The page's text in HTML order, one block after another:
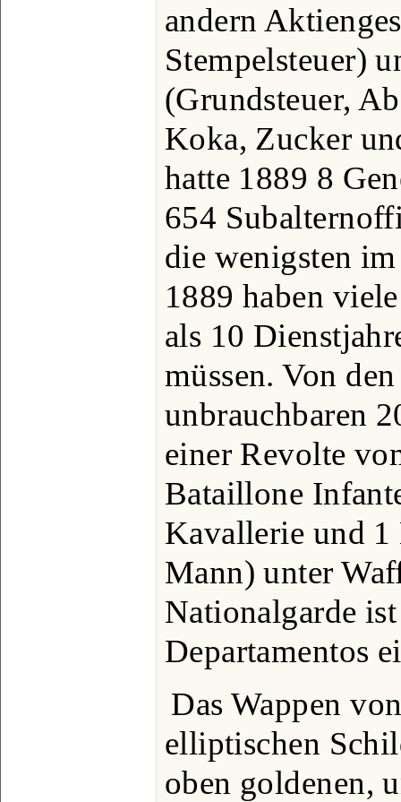
andern
Stempelsteuer)
(Grundsteuer,
Koka, Zucker
hatte 1889 8
654
die wenigsten
1889 haben
als 10
müssen. Von
unbrauchbaren
einer Revolte
Bataillone
Kavallerie und
Mann) unter
Nationalgarde
Departamentos
Das Wappen
elliptischen
oben goldenen,